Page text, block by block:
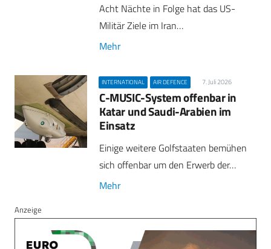
Acht Nächte in Folge hat das US-
Militär Ziele im Iran…
Mehr
INTERNATIONAL AIR DEFENCE 7. Juli 2026
C-MUSIC-System offenbar in
Katar und Saudi-Arabien im
Einsatz
Einige weitere Golfstaaten bemühen
sich offenbar um den Erwerb der…
Mehr
Anzeige